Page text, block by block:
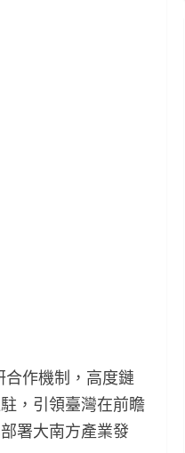
作機制，高度鏈
，引領臺灣在前瞻
署大南方產業發